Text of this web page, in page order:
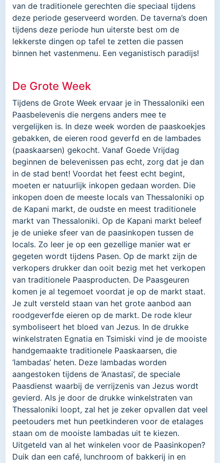
van de traditionele gerechten die speciaal tijdens
deze periode geserveerd worden. De taverna’s doen
tijdens deze periode hun uiterste best om de
lekkerste dingen op tafel te zetten die passen
binnen het vastenmenu. Een veganistisch paradijs!
De Grote Week
Tijdens de Grote Week ervaar je in Thessaloniki een
Paasbelevenis die nergens anders mee te
vergelijken is. In deze week worden de paaskoekjes
gebakken, de eieren rood geverfd en de lambades
(paaskaarsen) gekocht. Vanaf Goede Vrijdag
beginnen de belevenissen pas echt, zorg dat je dan
in de stad bent! Voordat het feest echt begint,
moeten er natuurlijk inkopen gedaan worden. Die
inkopen doen de meeste locals van Thessaloniki op
de Kapani markt, de oudste en meest traditionele
markt van Thessaloniki. Op de Kapani markt beleef
je de unieke sfeer van de paasinkopen tussen de
locals. Zo leer je op een gezellige manier wat er
gegeten wordt tijdens Pasen. Op de markt zijn de
verkopers drukker dan ooit bezig met het verkopen
van traditionele Paasproducten. De Paasgeuren
komen je al tegemoet voordat je op de markt staat.
Je zult versteld staan van het grote aanbod aan
roodgeverfde eieren op de markt. De rode kleur
symboliseert het bloed van Jezus. In de drukke
winkelstraten Egnatia en Tsimiski vind je de mooiste
handgemaakte traditionele Paaskaarsen, die
‘lambadas’ heten. Deze lambadas worden
aangestoken tijdens de ‘Anastasi’, de speciale
Paasdienst waarbij de verrijzenis van Jezus wordt
gevierd. Als je door de drukke winkelstraten van
Thessaloniki loopt, zal het je zeker opvallen dat veel
peetouders met hun peetkinderen voor de etalages
staan om de mooiste lambadas uit te kiezen.
Uitgeteld van al het winkelen voor de Paasinkopen?
Duik dan een café, lunchroom of bakkerij in en